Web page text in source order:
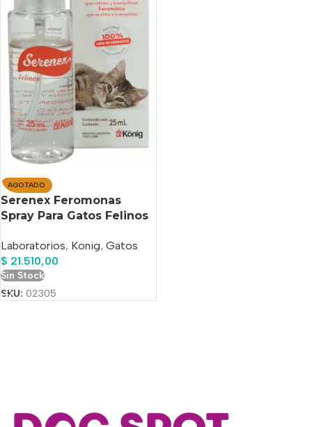
AGOTADO
Serenex Feromonas
Spray Para Gatos Felinos
Laboratorios, Konig, Gatos
$ 21.510,00
Sin Stock
SKU: 02305